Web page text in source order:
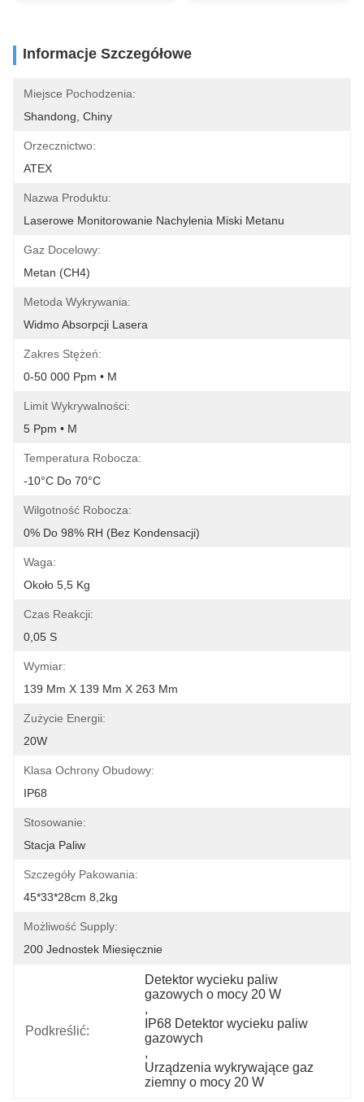
Informacje Szczegółowe
Miejsce Pochodzenia:
Shandong, Chiny
Orzecznictwo:
ATEX
Nazwa Produktu:
Laserowe Monitorowanie Nachylenia Miski Metanu
Gaz Docelowy:
Metan (CH4)
Metoda Wykrywania:
Widmo Absorpcji Lasera
Zakres Stężeń:
0-50 000 Ppm • M
Limit Wykrywalności:
5 Ppm • M
Temperatura Robocza:
-10°C Do 70°C
Wilgotność Robocza:
0% Do 98% RH (bez Kondensacji)
Waga:
Około 5,5 Kg
Czas Reakcji:
0,05 S
Wymiar:
139 Mm X 139 Mm X 263 Mm
Zużycie Energii:
20W
Klasa Ochrony Obudowy:
IP68
Stosowanie:
Stacja Paliw
Szczegóły Pakowania:
45*33*28cm 8,2kg
Możliwość Supply:
200 Jednostek Miesięcznie
Podkreślić:
Detektor wycieku paliw
gazowych o mocy 20 W
,
IP68 Detektor wycieku paliw
gazowych
,
Urządzenia wykrywające gaz
ziemny o mocy 20 W